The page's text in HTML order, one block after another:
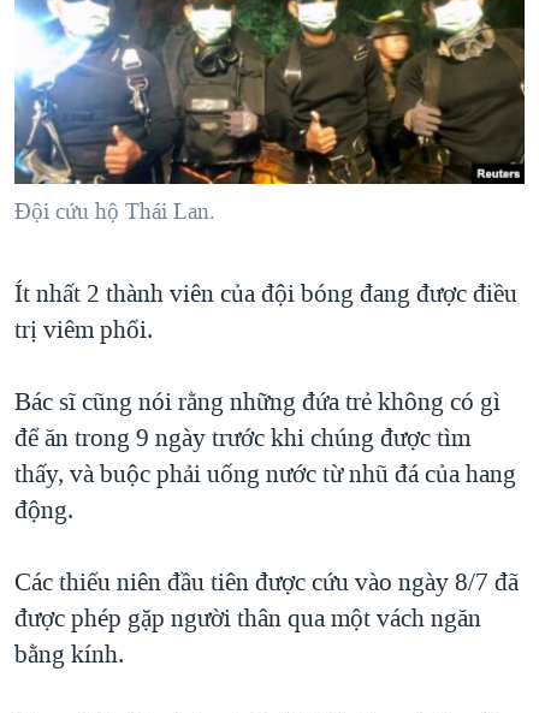
Đội cứu hộ Thái Lan.
Ít nhất 2 thành viên của đội bóng đang được điều
trị viêm phổi.
Bác sĩ cũng nói rằng những đứa trẻ không có gì
để ăn trong 9 ngày trước khi chúng được tìm
thấy, và buộc phải uống nước từ nhũ đá của hang
động.
Các thiếu niên đầu tiên được cứu vào ngày 8/7 đã
được phép gặp người thân qua một vách ngăn
bằng kính.